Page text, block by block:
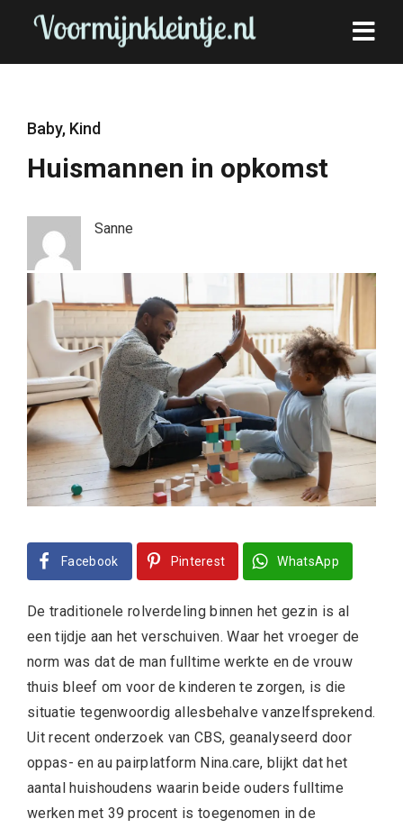
Baby, Kind
Huismannen in opkomst
Sanne
Facebook Pinterest WhatsApp
De traditionele rolverdeling binnen het gezin is al
een tijdje aan het verschuiven. Waar het vroeger de
norm was dat de man fulltime werkte en de vrouw
thuis bleef om voor de kinderen te zorgen, is die
situatie tegenwoordig allesbehalve vanzelfsprekend.
Uit recent onderzoek van CBS, geanalyseerd door
oppas- en au pairplatform Nina.care, blijkt dat het
aantal huishoudens waarin beide ouders fulltime
werken met 39 procent is toegenomen in de